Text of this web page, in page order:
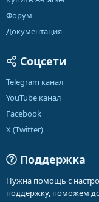
Форум
Документация
Соцсети
Telegram канал
YouTube канал
Facebook
X (Twitter)
Поддержка
Нужна помощь с
поддержку, поможем